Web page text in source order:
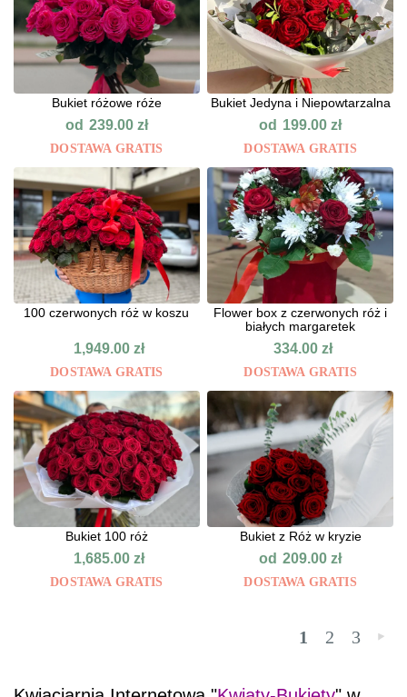
Bukiet różowe róże
od 239.00 zł
DOSTAWA GRATIS
Bukiet Jedyna i Niepowtarzalna
od 199.00zł
DOSTAWA GRATIS
100 czerwonych róż w koszu
1,949.00zł
DOSTAWA GRATIS
Flower box z czerwonych róż i
białych margaretek
334.00zł
DOSTAWA GRATIS
Bukiet 100 róż
1,685.00zł
DOSTAWA GRATIS
Bukiet z Róż w kryzie
od 209.00zł
DOSTAWA GRATIS
1 2 3 »